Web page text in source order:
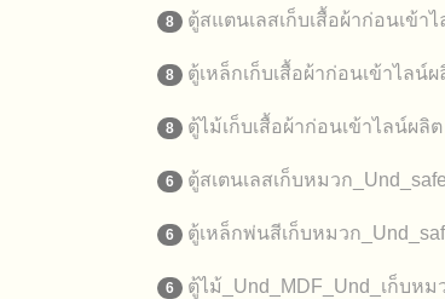
8 ตู้สแตนเลสเก็บเสื้อผ้าก่อนเข้า
8 ตู้เหล็กเก็บเสื้อผ้าก่อนเข้าไลน์ผ
8 ตู้ไม้เก็บเสื้อผ้าก่อนเข้าไลน์ผลิต
6 ตู้สเตนเลสเก็บหมวก
6 ตู้เหล็กพ่นสีเก็บหมวก
6 ตู้ไม้_Und_MDF_Und_เก็บหม